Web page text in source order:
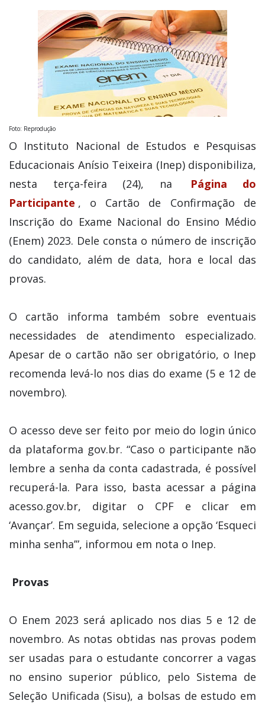
Foto: Reprodução
O Instituto Nacional de Estudos e Pesquisas
Educacionais Anísio Teixeira (Inep) disponibiliza,
nesta terça-feira (24), na
Página do
Participante , o Cartão de Confirmação de
Inscrição do Exame Nacional do Ensino Médio
(Enem) 2023. Dele consta o número de inscrição
do candidato, além de data, hora e local das
provas.
O cartão informa também sobre eventuais
necessidades de atendimento especializado.
Apesar de o cartão não ser obrigatório, o Inep
recomenda levá-lo nos dias do exame (5 e 12 de
novembro).
O acesso deve ser feito por meio do login único
da plataforma gov.br. “Caso o participante não
lembre a senha da conta cadastrada, é possível
recuperá-la. Para isso, basta acessar a página
acesso.gov.br, digitar o CPF e clicar em
‘Avançar’. Em seguida, selecione a opção ‘Esqueci
minha senha’”, informou em nota o Inep.
Provas
O Enem 2023 será aplicado nos dias 5 e 12 de
novembro. As notas obtidas nas provas podem
ser usadas para o estudante concorrer a vagas
no ensino superior público, pelo Sistema de
Seleção Unificada (Sisu), a bolsas de estudo em